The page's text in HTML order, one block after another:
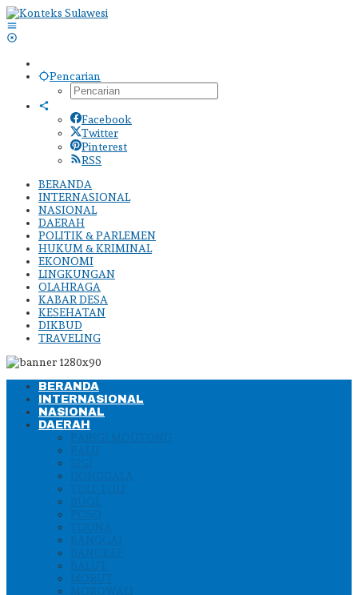
Lewati
ke
konten
Pencarian
Facebook
Twitter
Pinterest
RSS
BERANDA
INTERNASIONAL
NASIONAL
DAERAH
POLITIK & PARLEMEN
HUKUM & KRIMINAL
EKONOMI
LINGKUNGAN
OLAHRAGA
KABAR DESA
KESEHATAN
DIKBUD
TRAVELING
BERANDA
INTERNASIONAL
NASIONAL
DAERAH
PARIGI MOUTONG
PALU
SIGI
DONGGALA
TOLI-TOLI
BUOL
POSO
TOUNA
BANGGAI
BANGKEP
BALUT
MORUT
MOROWALI